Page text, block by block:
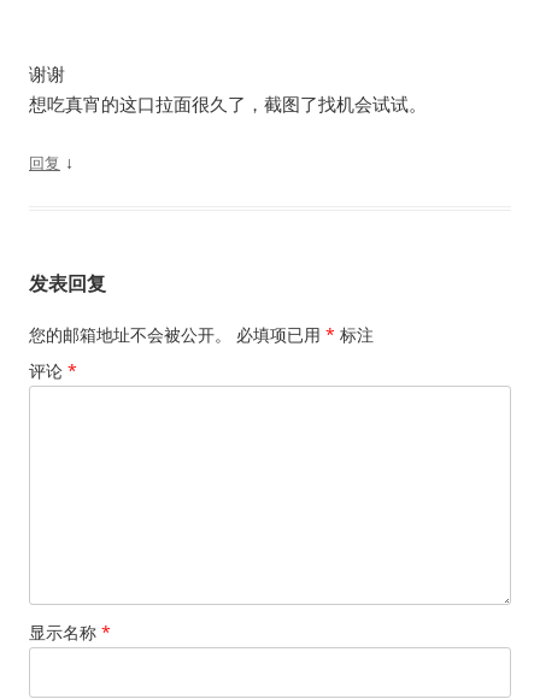
谢谢
想吃真宵的这口拉面很久了，截图了找机会试试。
回复 ↓
发表回复
您的邮箱地址不会被公开。 必填项已用 * 标注
评论 *
显示名称 *